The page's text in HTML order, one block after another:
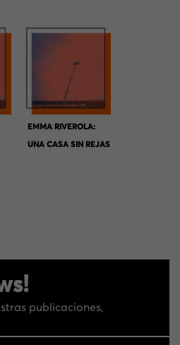
EMMA RIVEROLA:
UNA CASA SIN REJAS
publicaciones,